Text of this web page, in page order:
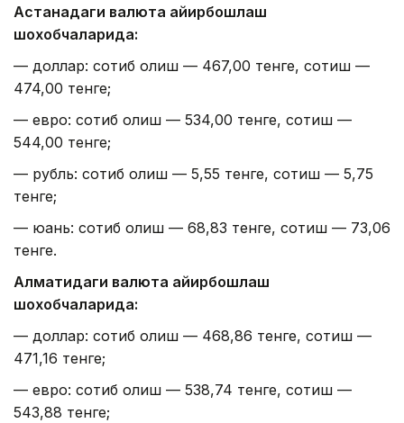
Астанадаги валюта айирбошлаш
шохобчаларида:
— доллар: сотиб олиш — 467,00 тенге, сотиш —
474,00 тенге;
— евро: сотиб олиш — 534,00 тенге, сотиш —
544,00 тенге;
— рубль: сотиб олиш — 5,55 тенге, сотиш — 5,75
тенге;
— юань: сотиб олиш — 68,83 тенге, сотиш — 73,06
тенге.
Алматидаги валюта айирбошлаш
шохобчаларида:
— доллар: сотиб олиш — 468,86 тенге, сотиш —
471,16 тенге;
— евро: сотиб олиш — 538,74 тенге, сотиш —
543,88 тенге;